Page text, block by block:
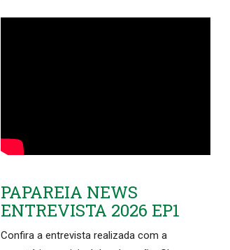
PAPAREIA NEWS
ENTREVISTA 2026 EP1
Confira a entrevista realizada com a